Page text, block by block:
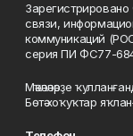
связи,
коммуникаций
серия ПИ ФС77-
Мәҡәләләрҙе
Бөтә хоҡуҡтар